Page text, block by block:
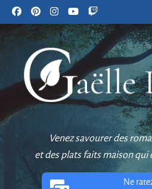
Venez savourer des
et des plats faits maison qui
Ne